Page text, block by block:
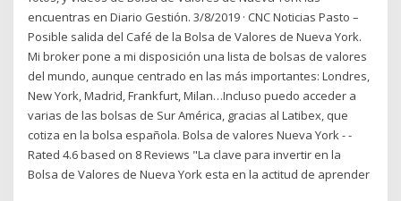
encuentras en Diario Gestión. 3/8/2019 · CNC Noticias Pasto –
Posible salida del Café de la Bolsa de Valores de Nueva York.
Mi broker pone a mi disposición una lista de bolsas de valores
del mundo, aunque centrado en las más importantes: Londres,
New York, Madrid, Frankfurt, Milan…Incluso puedo acceder a
varias de las bolsas de Sur América, gracias al Latibex, que
cotiza en la bolsa española. Bolsa de valores Nueva York - -
Rated 4.6 based on 8 Reviews "La clave para invertir en la
Bolsa de Valores de Nueva York esta en la actitud de aprender